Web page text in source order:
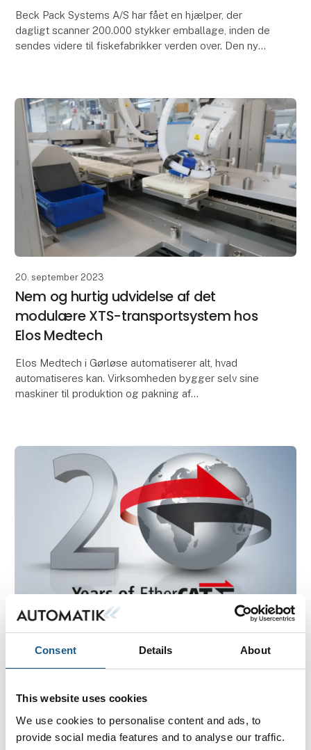
Consent Details About
This website uses cookies
We use cookies to personalise content and ads, to
provide social media features and to analyse our traffic.
Beck Pack Systems A/S har fået en hjælper, der
dagligt scanner 200.000 stykker emballage, inden de
sendes videre til fiskefabrikker verden over. Den nye,
20. september 2023
Nem og hurtig udvidelse af det
modulære XTS-transportsystem hos
Elos Medtech
Elos Medtech i Gørløse automatiserer alt, hvad
automatiseres kan. Virksomheden bygger selv sine
maskiner til produktion og pakning af
A reliable and flexible approach to
precise, highly dynamic movements
EtherCAT in the motion control environment
Over the last 20 years, EtherCAT has successfully